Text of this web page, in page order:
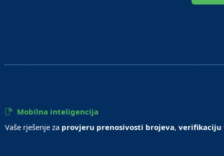
Mobilna inteligencija
Vaše rješenje za provjeru prenosivosti brojeva, verifikaciju